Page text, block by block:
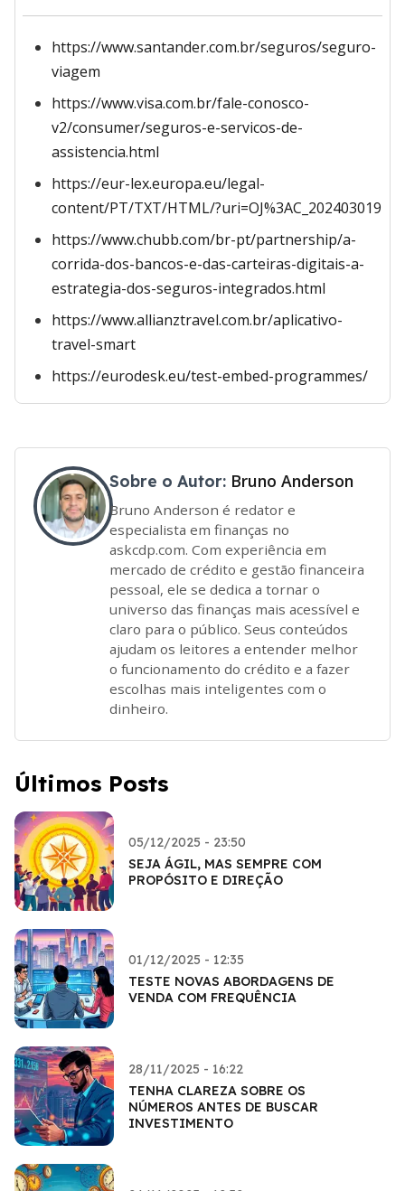
https://www.santander.com.br/seguros/seguro-
viagem
https://www.visa.com.br/fale-conosco-
v2/consumer/seguros-e-servicos-de-
assistencia.html
https://eur-lex.europa.eu/legal-
content/PT/TXT/HTML/?uri=OJ%3AC_202403019
https://www.chubb.com/br-pt/partnership/a-
corrida-dos-bancos-e-das-carteiras-digitais-a-
estrategia-dos-seguros-integrados.html
https://www.allianztravel.com.br/aplicativo-
travel-smart
https://eurodesk.eu/test-embed-programmes/
Sobre o Autor: Bruno Anderson
Bruno Anderson é redator e
especialista em finanças no
askcdp.com. Com experiência em
mercado de crédito e gestão financeira
pessoal, ele se dedica a tornar o
universo das finanças mais acessível e
claro para o público. Seus conteúdos
ajudam os leitores a entender melhor
o funcionamento do crédito e a fazer
escolhas mais inteligentes com o
dinheiro.
Últimos Posts
05/12/2025 - 23:50
SEJA ÁGIL, MAS SEMPRE COM
PROPÓSITO E DIREÇÃO
01/12/2025 - 12:35
TESTE NOVAS ABORDAGENS DE
VENDA COM FREQUÊNCIA
28/11/2025 - 16:22
TENHA CLAREZA SOBRE OS
NÚMEROS ANTES DE BUSCAR
INVESTIMENTO